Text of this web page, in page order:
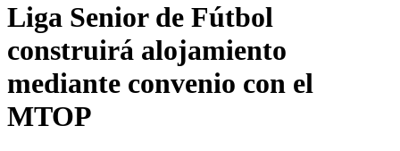
Liga Senior de Fútbol
construirá alojamiento
mediante convenio con el
MTOP